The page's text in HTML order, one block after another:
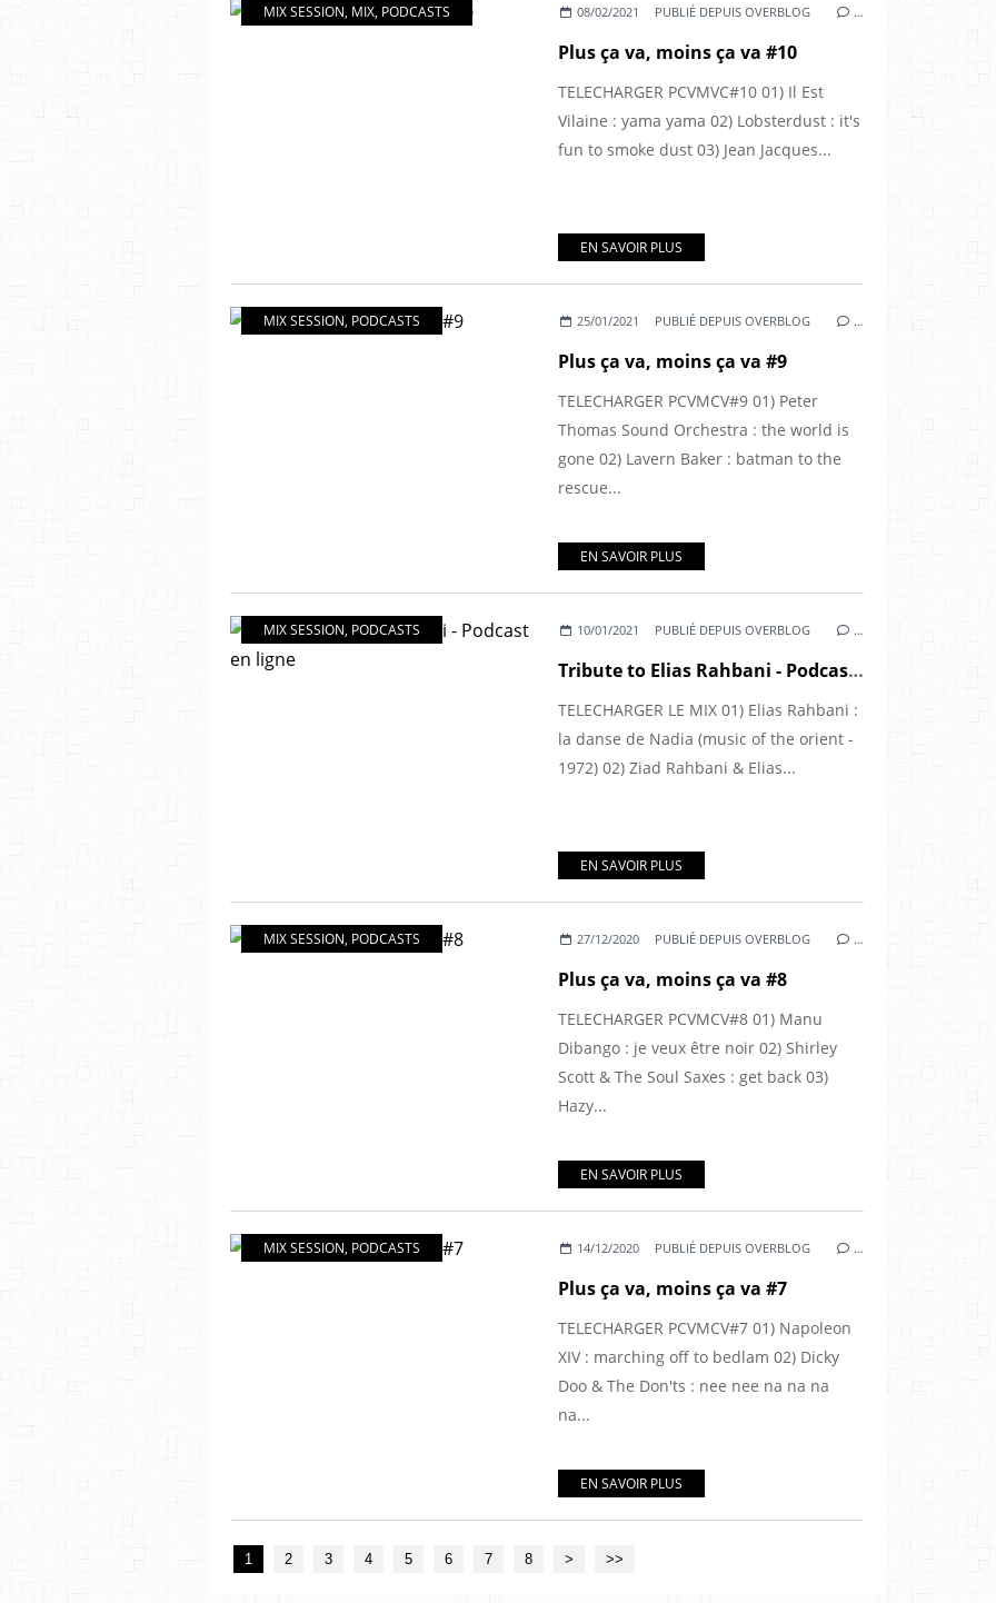
MIX SESSION, MIX, PODCASTS 08/02/2021 PUBLIÉ DEPUIS OVERBLOG …
Plus ça va, moins ça va #10
TELECHARGER PCVMVC#10 01) Il Est
Vilaine : yama yama 02) Lobsterdust : it's
fun to smoke dust 03) Jean Jacques...
EN SAVOIR PLUS
MIX SESSION, PODCASTS 25/01/2021 PUBLIÉ DEPUIS OVERBLOG …
Plus ça va, moins ça va #9
TELECHARGER PCVMCV#9 01) Peter
Thomas Sound Orchestra : the world is
gone 02) Lavern Baker : batman to the
rescue...
EN SAVOIR PLUS
MIX SESSION, PODCASTS 10/01/2021 PUBLIÉ DEPUIS OVERBLOG …
Tribute to Elias Rahbani - Podcast en ligne
TELECHARGER LE MIX 01) Elias Rahbani :
la danse de Nadia (music of the orient -
1972) 02) Ziad Rahbani & Elias...
EN SAVOIR PLUS
MIX SESSION, PODCASTS 27/12/2020 PUBLIÉ DEPUIS OVERBLOG …
Plus ça va, moins ça va #8
TELECHARGER PCVMCV#8 01) Manu
Dibango : je veux être noir 02) Shirley
Scott & The Soul Saxes : get back 03)
Hazy...
EN SAVOIR PLUS
MIX SESSION, PODCASTS 14/12/2020 PUBLIÉ DEPUIS OVERBLOG …
Plus ça va, moins ça va #7
TELECHARGER PCVMCV#7 01) Napoleon
XIV : marching off to bedlam 02) Dicky
Doo & The Don'ts : nee nee na na na
na...
EN SAVOIR PLUS
1 2 3 4 5 6 7 8 > >>